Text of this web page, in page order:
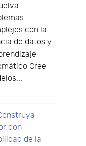
con la
de datos y
Cree
con
de la